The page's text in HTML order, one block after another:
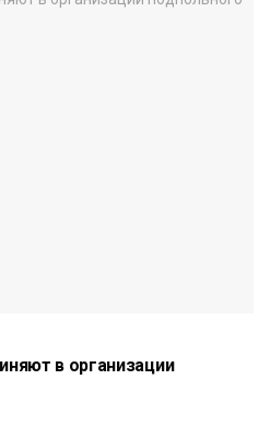
в организации